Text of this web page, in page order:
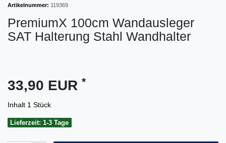
Artikelnummer: 119369
PremiumX 100cm Wandausleger
SAT Halterung Stahl Wandhalter
33,90 EUR *
Inhalt 1 Stück
Lieferzeit: 1-3 Tage